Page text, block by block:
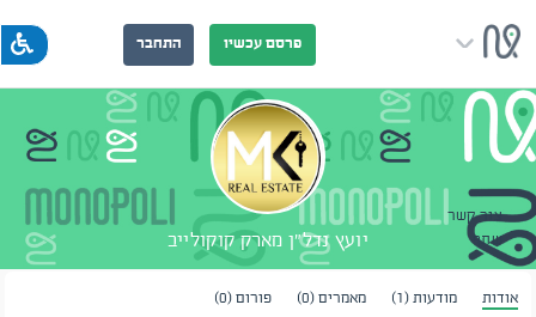
פרסם עכשיו התחבר
צור קשר
שתף
יועץ נדל"ן מארק קוקולייב
אודות מודעות (1) מאמרים (0) פורום (0)